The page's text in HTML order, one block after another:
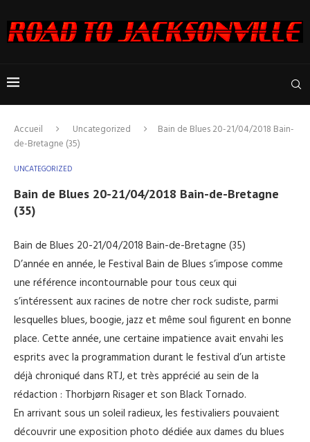
Accueil Uncategorized
Bain de Blues 20-21/04/2018 Bain-
de-Bretagne (35)
UNCATEGORIZED
Bain de Blues 20-21/04/2018 Bain-de-Bretagne
(35)
Bain de Blues 20-21/04/2018 Bain-de-Bretagne (35)
D’année en année, le Festival Bain de Blues s’impose comme
une référence incontournable pour tous ceux qui
s’intéressent aux racines de notre cher rock sudiste, parmi
lesquelles blues, boogie, jazz et même soul figurent en bonne
place. Cette année, une certaine impatience avait envahi les
esprits avec la programmation durant le festival d’un artiste
déjà chroniqué dans RTJ, et très apprécié au sein de la
rédaction : Thorbjørn Risager et son Black Tornado.
En arrivant sous un soleil radieux, les festivaliers pouvaient
découvrir une exposition photo dédiée aux dames du blues